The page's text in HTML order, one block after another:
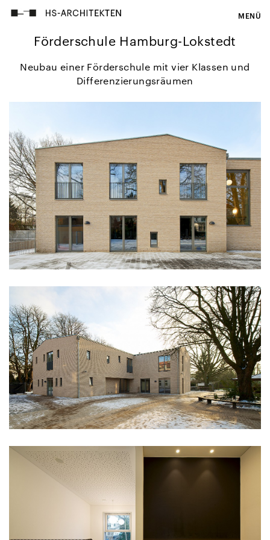
MENÜ
Förderschule Hamburg-Lokstedt
Neubau einer Förderschule mit vier Klassen und
Differenzierungsräumen